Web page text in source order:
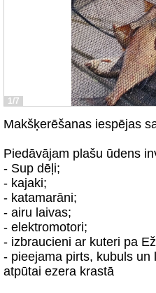
1/7
Makšķerēšanas iespējas
Piedāvājam plašu ūdens
- Sup dēļi;
- kajaki;
- katamarāni;
- airu laivas;
- elektromotori;
- izbraucieni ar kuteri pa
- pieejama pirts, kubuls un
atpūtai ezera krastā